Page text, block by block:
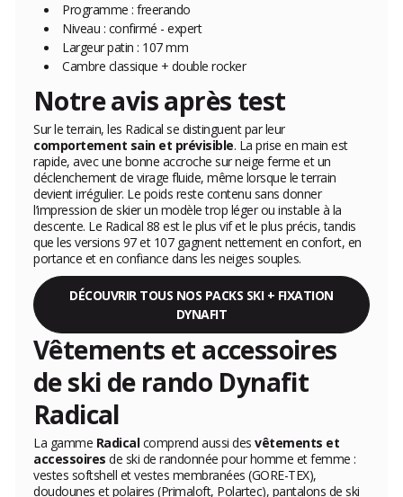
Programme : freerando
Niveau : confirmé - expert
Largeur patin : 107 mm
Cambre classique + double rocker
Notre avis après test
Sur le terrain, les Radical se distinguent par leur
comportement sain et prévisible. La prise en main est
rapide, avec une bonne accroche sur neige ferme et un
déclenchement de virage fluide, même lorsque le terrain
devient irrégulier. Le poids reste contenu sans donner
l’impression de skier un modèle trop léger ou instable à la
descente. Le Radical 88 est le plus vif et le plus précis, tandis
que les versions 97 et 107 gagnent nettement en confort, en
portance et en confiance dans les neiges souples.
DÉCOUVRIR TOUS NOS PACKS SKI + FIXATION
DYNAFIT
Vêtements et accessoires
de ski de rando Dynafit
Radical
La gamme Radicalcomprend aussi des vêtements et
accessoires de ski de randonnée pour homme et femme :
vestes softshell et vestes membranées (GORE-TEX),
doudounes et polaires (Primaloft, Polartec), pantalons de ski